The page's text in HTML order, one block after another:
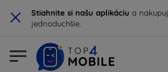
× Stiahnite si našu aplikáciu a
jednoduchšie.